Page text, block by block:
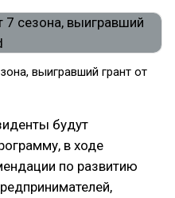
выигравший грант от
будут
в ходе
по развитию